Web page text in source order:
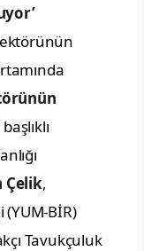
başlıklı
Çelik,
BİR)
Tavukçuluk